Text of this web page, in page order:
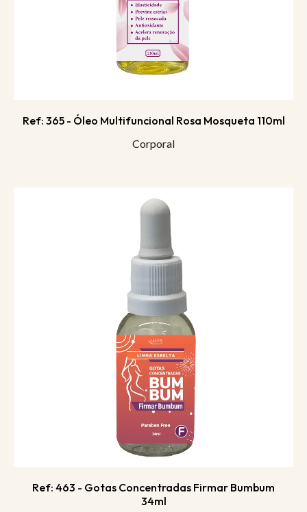
Ref: 365 - Óleo Multifuncional Rosa Mosqueta 110ml
Corporal
Ref: 463 - Gotas Concentradas Firmar Bumbum
34ml